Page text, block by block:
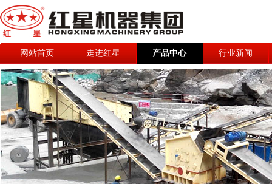
网站首页 走进红星 产品中心 行业新闻